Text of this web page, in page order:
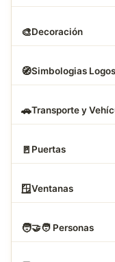
🎨Decoración
🧭Simbologias Logos
🚗Transporte y
🚪 Puertas
🪟Ventanas
🧑‍🤝‍🧑 Personas